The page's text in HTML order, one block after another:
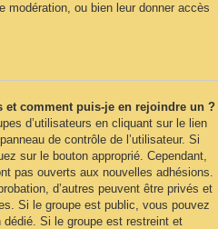
modération, ou bien leur donner accès
et comment puis-je en rejoindre un ?
d’utilisateurs en cliquant sur le lien
de contrôle de l’utilisateur. Si
sur le bouton approprié. Cependant,
pas ouverts aux nouvelles adhésions.
d’autres peuvent être privés et
Si le groupe est public, vous pouvez
dédié. Si le groupe est restreint et